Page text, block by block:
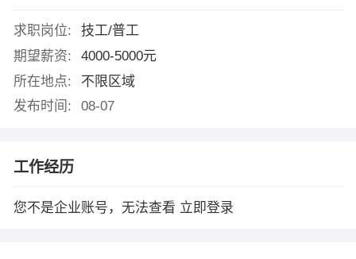
求职岗位:
技工/普工
期望薪资:
4000-5000元
所在地点:
不限区域
发布时间:
08-07
工作经历
您不是企业账号，无法查看 立即登录